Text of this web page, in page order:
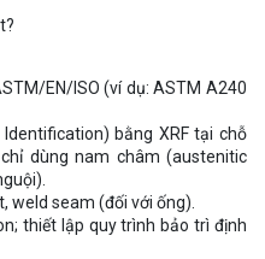
EN/ISO (ví dụ: ASTM A240
bằng XRF tại chỗ
dùng nam châm (austenitic
weld seam (đối với ống).
thiết lập quy trình bảo trì định